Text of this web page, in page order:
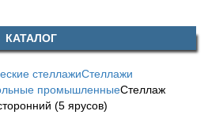
КАТАЛОГ
стеллажиСтеллажи
промышленныеСтеллаж
(5 ярусов)